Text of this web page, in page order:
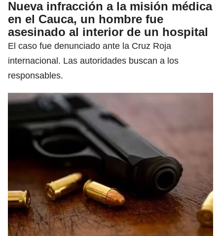
Nueva infracción a la misión médica
en el Cauca, un hombre fue
asesinado al interior de un hospital
El caso fue denunciado ante la Cruz Roja
internacional. Las autoridades buscan a los
responsables.